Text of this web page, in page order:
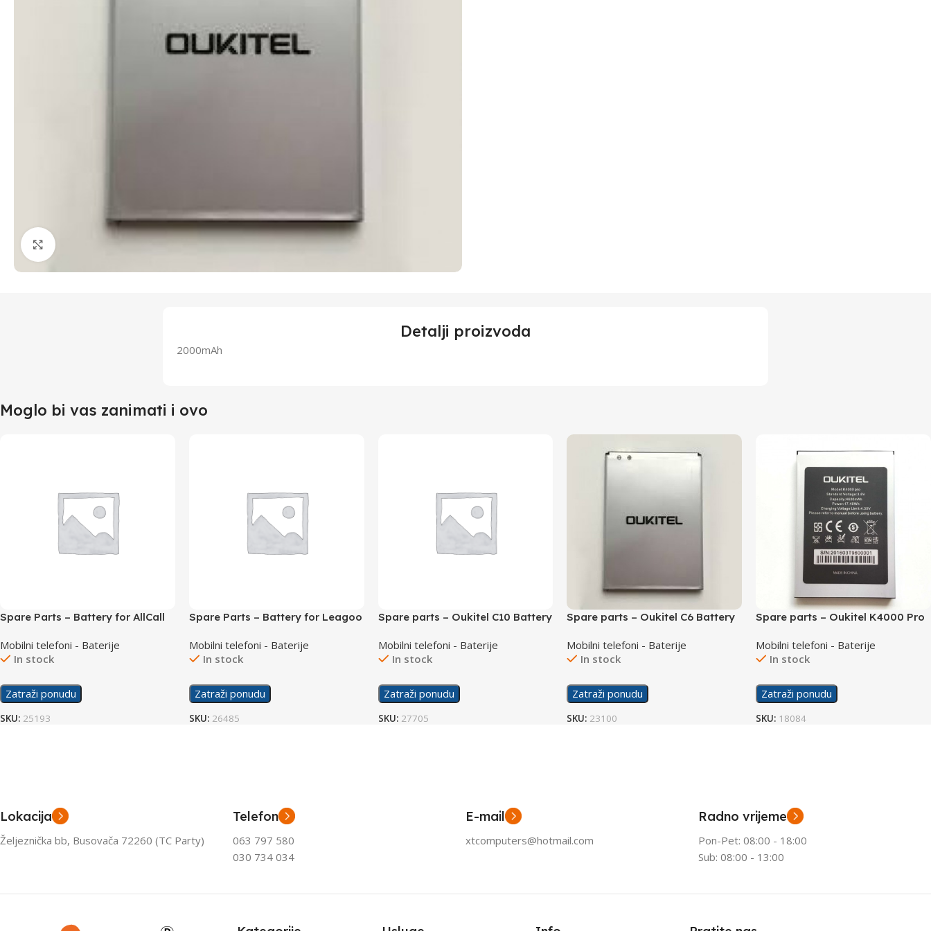
Click to enlarge
Detalji proizvoda
2000mAh
Moglo bi vas zanimati i ovo
Spare Parts – Battery for AllCall
Mobilni telefoni - Baterije
In stock
Zatraži ponudu
SKU: 25193
Spare Parts – Battery for Leagoo
Mobilni telefoni - Baterije
In stock
Zatraži ponudu
SKU: 26485
Spare parts – Oukitel C10 Battery
Mobilni telefoni - Baterije
In stock
Zatraži ponudu
SKU: 27705
Spare parts – Oukitel C6 Battery
Mobilni telefoni - Baterije
In stock
Zatraži ponudu
SKU: 23100
Spare parts – Oukitel K4000 Pro
Mobilni telefoni - Baterije
In stock
Zatraži ponudu
SKU: 18084
Lokacija
Željeznička bb, Busovača 72260 (TC Party)
Telefon
063 797 580
030 734 034
E-mail
xtcomputers@hotmail.com
Radno vrijeme
Pon-Pet: 08:00 - 18:00
Sub: 08:00 - 13:00